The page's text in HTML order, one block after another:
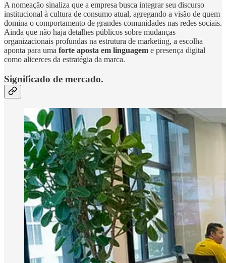
A nomeação sinaliza que a empresa busca integrar seu discurso
institucional à cultura de consumo atual, agregando a visão de quem
domina o comportamento de grandes comunidades nas redes sociais.
Ainda que não haja detalhes públicos sobre mudanças
organizacionais profundas na estrutura de marketing, a escolha
aponta para uma forte aposta em linguagem e presença digital
como alicerces da estratégia da marca.
Significado de mercado.